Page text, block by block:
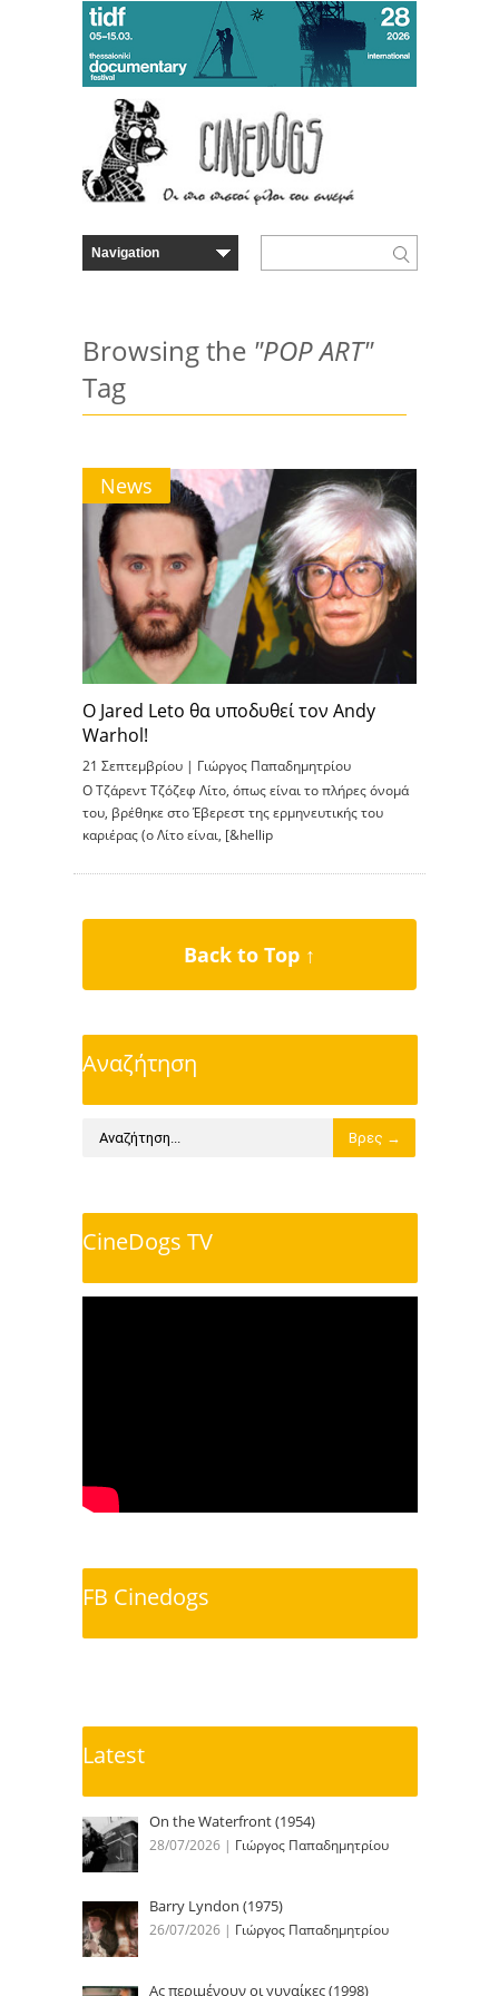
Browsing the "POP ART"
Tag
News
Ο Jared Leto θα υποδυθεί τον Andy
Warhol!
21 Σεπτεμβρίου | Γιώργος Παπαδημητρίου
Ο Τζάρεντ Τζόζεφ Λίτο, όπως είναι το πλήρες όνομά
του, βρέθηκε στο Έβερεστ της ερμηνευτικής του
καριέρας (ο Λίτο είναι, [&hellip
Back to Top ↑
Αναζήτηση
CineDogs TV
FB Cinedogs
Latest
On the Waterfront (1954)
28/07/2026 | Γιώργος Παπαδημητρίου
Barry Lyndon (1975)
26/07/2026 | Γιώργος Παπαδημητρίου
Ας περιμένουν οι γυναίκες (1998)